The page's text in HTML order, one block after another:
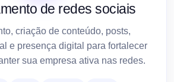
de redes sociais
criação de conteúdo, posts,
e presença digital para fortalecer
sua empresa ativa nas redes.